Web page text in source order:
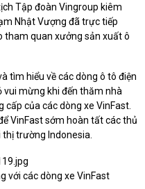
Tập đoàn Vingroup kiêm
Nhật Vượng đã trực tiếp
tham quan xưởng sản xuất ô
tìm hiểu về các dòng ô tô điện
vui mừng khi đến thăm nhà
của các dòng xe VinFast.
VinFast sớm hoàn tất các thủ
trường Indonesia.
với các dòng xe VinFast